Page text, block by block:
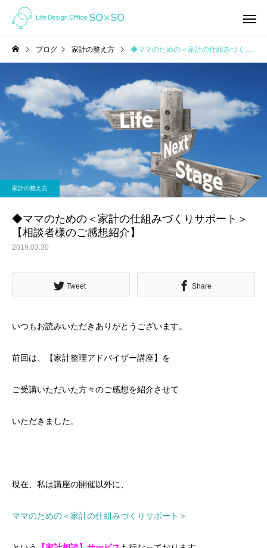
家計の整え方
オンライン（ZOOM)で家
計相談ってどんな感じ？
ライフプラン
「未来」はここから変
れる！ ＜私の「考え方」を
ガラッと変えたライフ
ブログ 家計の整え方 ◆ママのための＜家計の仕組みづくりサポート＞【相談者様のご感想紹介】
家計の整え方
◆ママのための＜家計の仕組みづくりサポート＞
【相談者様のご感想紹介】
2019.03.30
Tweet Share
いつもお読みいただきありがとうございます。
前回は、【家計整理アドバイザー講座】を
ご受講いただいた方々のご感想を紹介させて
いただきました。
現在、私は講座の開催以外に、
ママのための＜家計の仕組みづくりサポート＞